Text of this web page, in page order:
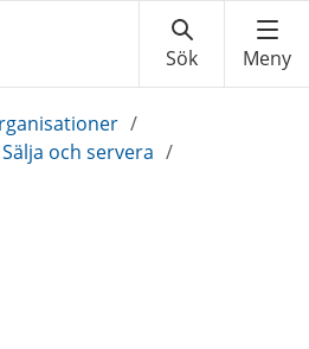
/
Sälja och servera /